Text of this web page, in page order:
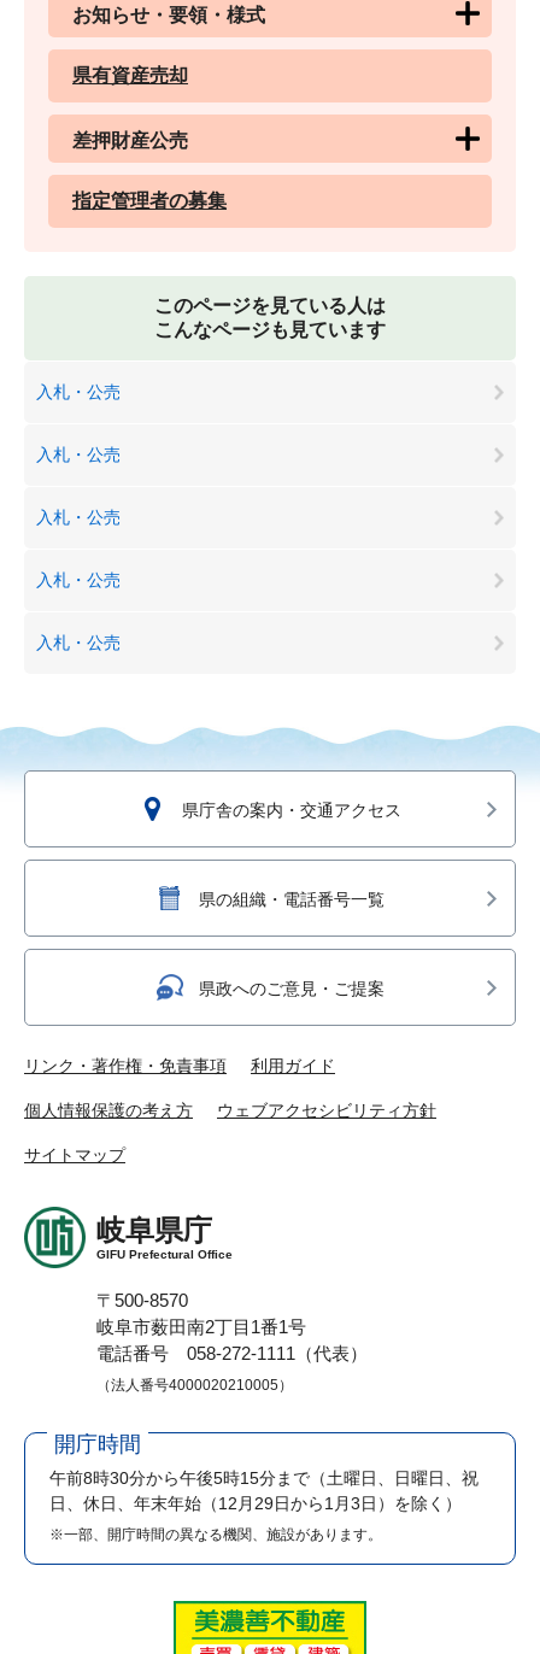
お知らせ・要領・様式
県有資産売却
差押財産公売
指定管理者の募集
このページを見ている人は
こんなページも見ています
入札・公売
入札・公売
入札・公売
入札・公売
入札・公売
県庁舎の案内・交通アクセス
県の組織・電話番号一覧
県政へのご意見・ご提案
リンク・著作権・免責事項 利用ガイド
個人情報保護の考え方 ウェブアクセシビリティ方針
サイトマップ
岐阜県庁
GIFU Prefectural Office
〒500-8570
岐阜市薮田南2丁目1番1号
電話番号 058-272-1111（代表）
（法人番号4000020210005）
開庁時間
午前8時30分から午後5時15分まで （土曜日、日曜日、祝
日、休日、年末年始（12月29日から1月3日）を除く）
※一部、開庁時間の異なる機関、施設があります。